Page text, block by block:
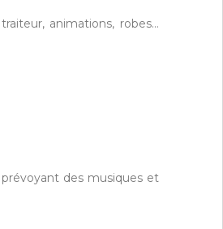
animations, robes…
des musiques et